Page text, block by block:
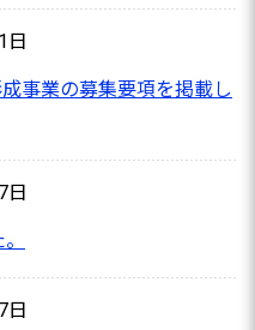
日
事業の募集要項を掲載し
日
日